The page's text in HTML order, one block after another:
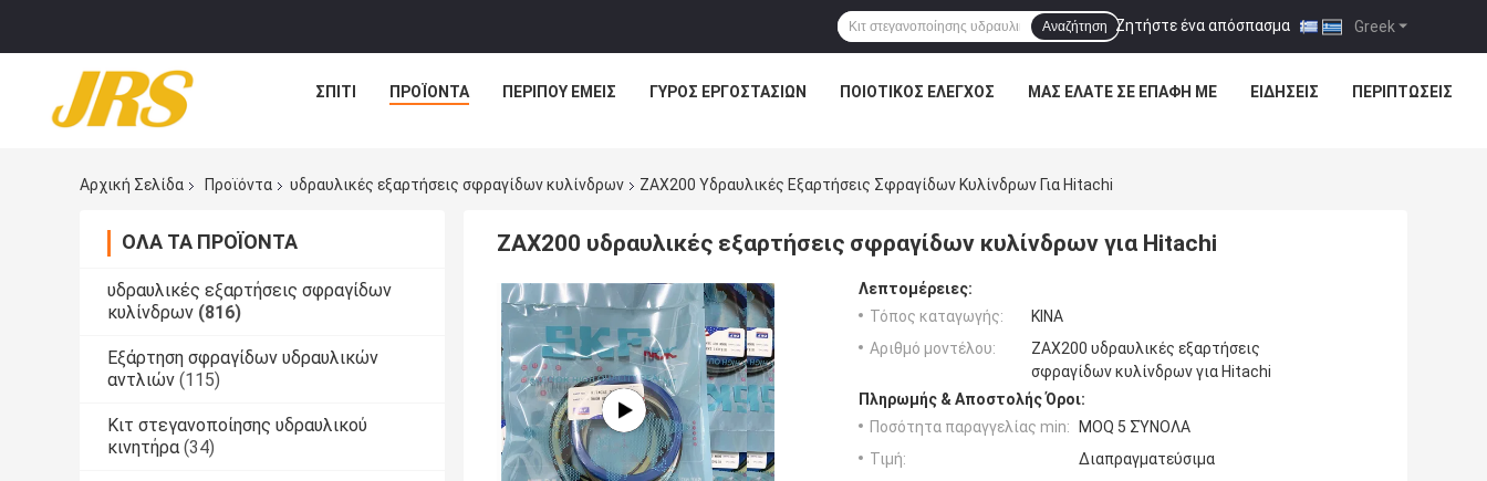
Greek
Ζητήστε ένα απόσπασμα |
Αναζήτηση
ΣΠΊΤΙ ΠΡΟΪΌΝΤΑ ΠΕΡΊΠΟΥ ΕΜΕΊΣ ΓΎΡΟΣ ΕΡΓΟΣΤΑΣΊΩΝ ΠΟΙΟΤΙΚΌΣ ΈΛΕΓΧΟΣ ΜΑΣ ΕΛΆΤΕ ΣΕ ΕΠΑΦΉ ΜΕ ΕΙΔΉΣΕΙΣ ΠΕΡΙΠΤΏΣΕΙΣ
Αρχική Σελίδα Προϊόντα υδραυλικές εξαρτήσεις σφραγίδων κυλίνδρων ZAX200 Υδραυλικές Εξαρτήσεις Σφραγίδων Κυλίνδρων Για Hitachi
ΌΛΑ ΤΑ ΠΡΟΪΌΝΤΑ
υδραυλικές εξαρτήσεις σφραγίδων
κυλίνδρων (816)
Εξάρτηση σφραγίδων υδραυλικών
αντλιών (115)
Κιτ στεγανοποίησης υδραυλικού
κινητήρα (34)
ZAX200 υδραυλικές εξαρτήσεις σφραγίδων κυλίνδρων για Hitachi
Λεπτομέρειες:
Τόπος καταγωγής:
ΚΙΝΑ
Αριθμό μοντέλου:
ZAX200 υδραυλικές εξαρτήσεις
σφραγίδων κυλίνδρων για Hitachi
Πληρωμής & Αποστολής Όροι:
Ποσότητα παραγγελίας min:
MOQ 5 ΣΎΝΟΛΑ
Τιμή:
Διαπραγματεύσιμα